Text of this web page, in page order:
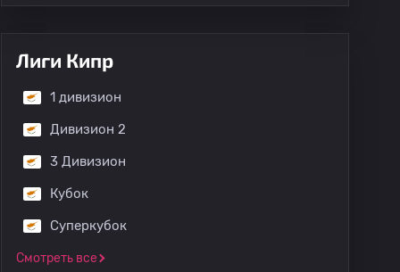
Лиги Кипр
1 дивизион
Дивизион 2
3 Дивизион
Кубок
Суперкубок
Смотреть все